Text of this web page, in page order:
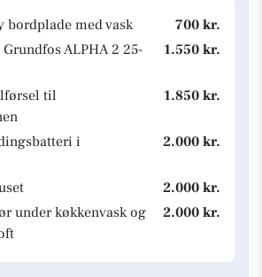
bordplade med vask
700 kr.
ALPHA 2 25-
1.550 kr.
til
1.850 kr.
i
2.000 kr.
2.000 kr.
under køkkenvask og
2.000 kr.